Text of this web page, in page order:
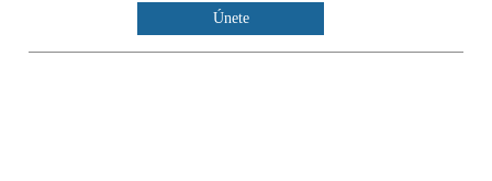
Únete